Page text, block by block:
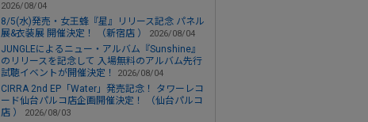
2026/08/04
8/5(水)発売・女王蜂『星』リリース記念 パネル
展&衣装展 開催決定！ （新宿店 ）
2026/08/04
JUNGLEによるニュー・アルバム『Sunshine』
のリリースを記念して 入場無料のアルバム先行
試聴イベントが開催決定！
2026/08/04
CIRRA 2nd EP「Water」発売記念！ タワーレコ
ード仙台パルコ店企画開催決定！ （仙台パルコ
店 ）
2026/08/03